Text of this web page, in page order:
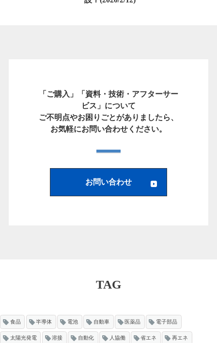
「ご購入」「資料・技術・アフターサー
ビス」について
ご不明点やお困りごとがありましたら、
お気軽にお問い合わせください。
お問い合わせ
TAG
食品 半導体 電池 自動車 医薬品 電子部品
太陽光発電 溶接 自動化 人協働 省エネ 再エネ